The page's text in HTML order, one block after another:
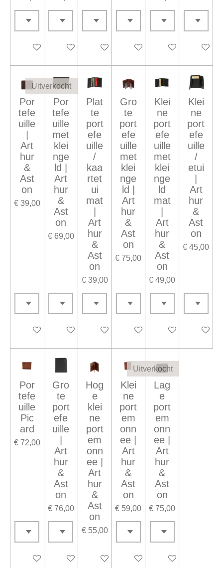
In winkelwagenIn winkelwagenIn winkelwagenIn winkelwagenIn winkelwagen
Houd
Por
tefe
uille
Art
hur
&
Ast
on
€ 39,00
In winkelwagen
Uitverkocht
Por
tefe
uille
met
klei
nge
ld |
Art
hur
&
Ast
on
€ 69,00
Houd mij op de hoogte
Plat
te
port
efe
uille
/
kaa
rtet
ui
mat
Art
hur
&
Ast
on
€ 39,00
In winkelwagen
Gro
te
port
efe
uille
met
klei
nge
ld |
Art
hur
&
Ast
on
€ 75,00
In winkelwagen
Klei
ne
port
efe
uille
met
klei
nge
ld
mat
Art
hur
&
Ast
on
€ 49,00
In winkelwagen
Klei
ne
port
efe
uille
/
etui
Art
hur
&
Ast
on
€ 45,00
In
Por
tefe
uille
Pic
ard
€ 72,00
In winkelwagen
Gro
te
port
efe
uille
Art
hur
&
Ast
on
€ 76,00
In winkelwagen
Hog
e
klei
ne
port
em
onn
ee |
Art
hur
&
Ast
on
€ 55,00
In winkelwagen
Klei
ne
port
em
onn
ee |
Art
hur
&
Ast
on
€ 59,00
In winkelwagen
Uitverkocht
Lag
e
port
em
onn
ee |
Art
hur
&
Ast
on
€ 75,00
Houd mij op de